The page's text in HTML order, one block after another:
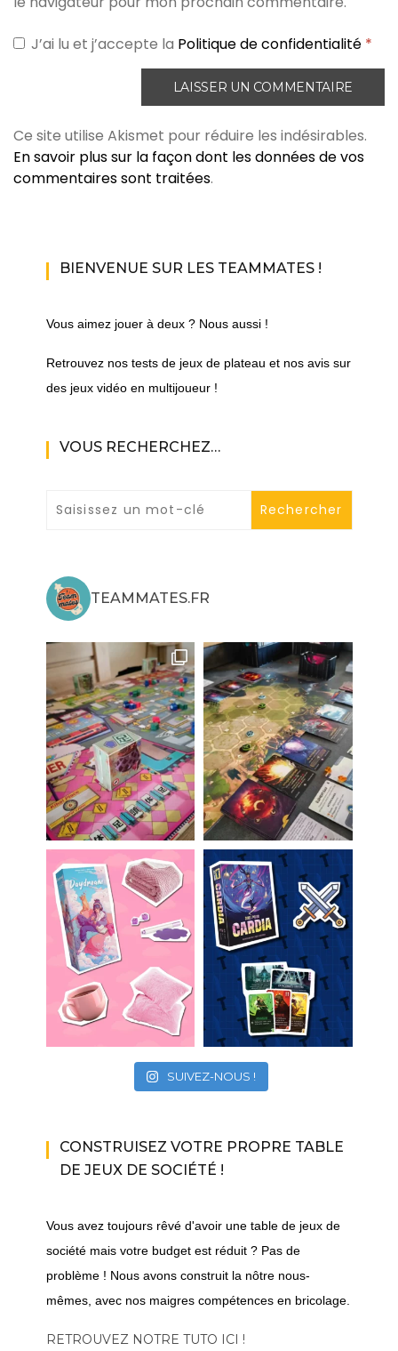
J’ai lu et j’accepte la Politique de confidentialité *
Ce site utilise Akismet pour réduire les indésirables.
En savoir plus sur la façon dont les données de vos
commentaires sont traitées.
BIENVENUE SUR LES TEAMMATES !
Vous aimez jouer à deux ? Nous aussi !
Retrouvez nos tests de jeux de plateau et nos avis sur
des jeux vidéo en multijoueur !
VOUS RECHERCHEZ…
TEAMMATES.FR
SUIVEZ-NOUS !
CONSTRUISEZ VOTRE PROPRE TABLE
DE JEUX DE SOCIÉTÉ !
Vous avez toujours rêvé d'avoir une table de jeux de
société mais votre budget est réduit ? Pas de
problème ! Nous avons construit la nôtre nous-
mêmes, avec nos maigres compétences en bricolage.
RETROUVEZ NOTRE TUTO ICI !